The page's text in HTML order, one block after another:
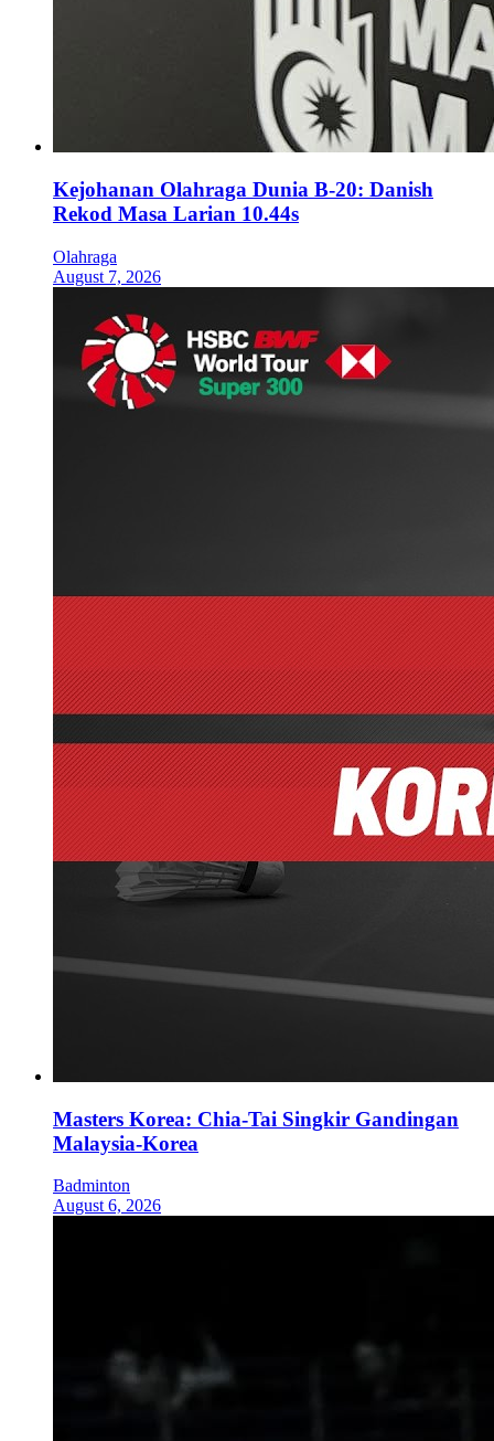
Kejohanan Olahraga Dunia B-20: Danish
Rekod Masa Larian 10.44s
Olahraga
August 7, 2026
Masters Korea: Chia-Tai Singkir Gandingan
Malaysia-Korea
Badminton
August 6, 2026